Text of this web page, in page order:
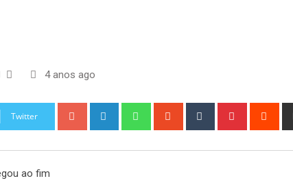
4 anos ago
Twitter Google+ LinkedIn WhatsappStumbleUpon
Tumblr Pinterest